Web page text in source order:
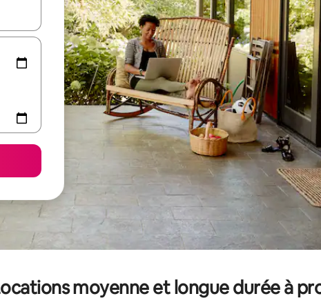
vers le haut et vers le bas pour les parcourir ou en appuyant et
moyenne et longue durée à